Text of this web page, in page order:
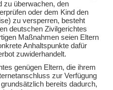
zu überwachen, den
oder dem Kind den
zu versperren, besteht
deutschen Zivilgerichtes
Maßnahmen seien Eltern
Anhaltspunkte dafür
zuwiderhandelt.
genügen Eltern, die ihrem
zur Verfügung
bereits dadurch,